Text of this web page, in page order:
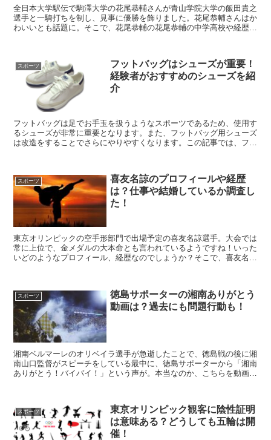
全日本大学駅伝で駒澤大学の花尾恭輔さんが青山学院大学の飯田貴之
選手と一騎打ちを制し、見事に優勝を飾りました。花尾恭輔さんはか
わいいとも話題に。そこで、花尾恭輔の花尾恭輔の中学高校や経歴
スポーツ
フットバッグはシューズが重要！
経験者がおすすめのシューズを紹
介
フットバッグは足でお手玉を扱うようなスポーツであるため、使用す
るシューズが非常に重要となります。また、フットバッグ用シューズ
は改造をすることでさらにやりやすくなります。この記事では、フッ
スポーツ
喜友名諒のプロフィールや経歴
は？仕事や結婚しているか調査し
た！
東京オリンピックの空手形部門で出場予定の喜友名諒選手。大会では
常に上位で、金メダルの大本命とも言われているようですね！いった
いどのようなプロフィール、経歴なのでしょうか？そこで、喜友名諒
スポーツ
徳島サポーターの湘南ありがとう
動画は？過去にも問題行動も！
湘南ベルマーレのオリベイラ選手が急逝したことで、徳島戦の後に湘
南山口監督がスピーチをしている最中に、徳島サポーターから「湘南
ありがとう！バイバイ！」という声が。本当なのか、こちらを動画で
スポーツ
東京オリンピック観客に陰性証明
は意味ある？どうしても五輪は開
催！